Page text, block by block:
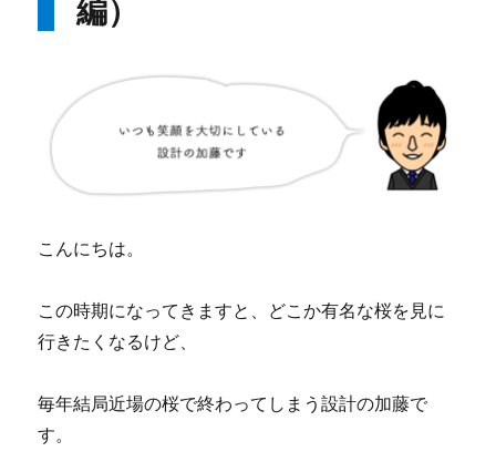
編）
こんにちは。
この時期になってきますと、どこか有名な桜を見に
行きたくなるけど、
毎年結局近場の桜で終わってしまう設計の加藤で
す。